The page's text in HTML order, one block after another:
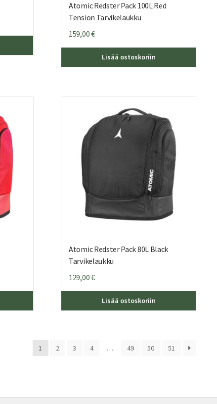
Atomic Redster Pack 100L Red
Tension Tarvikelaukku
159,00€
Lisää ostoskoriin
Atomic Redster Pack 80L Black
Tarvikelaukku
129,00€
Lisää ostoskoriin
1 2 3 4 … 49 50 51